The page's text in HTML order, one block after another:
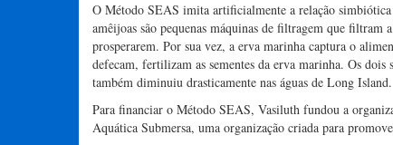
O Método SEAS imita artificialmente a relação
amêijoas são pequenas máquinas de filtragem que filtram
prosperarem. Por sua vez, a erva marinha captura o
defecam, fertilizam as sementes da erva marinha. Os
também diminuiu drasticamente nas águas de Long Island.
Para financiar o Método SEAS, Vasiluth fundou a
Aquática Submersa, uma organização criada para